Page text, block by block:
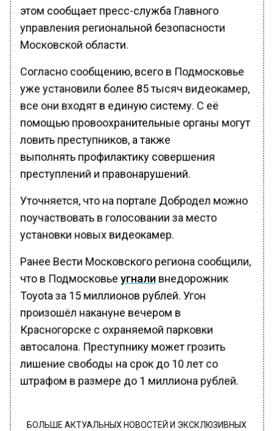
этом сообщает пресс-служба Главного
управления региональной безопасности
Московской области.
Согласно сообщению, всего в Подмосковье
уже установили более 85 тысяч видеокамер,
все они входят в единую систему. С её
помощью провоохранительные органы могут
ловить преступников, а также
выполнять профилактику совершения
преступлений и правонарушений.
Уточняется, что на портале Добродел можно
поучаствовать в голосовании за место
установки новых видеокамер.
Ранее Вести Московского региона сообщили,
что в Подмосковьеугнали внедорожник
Toyota за 15 миллионов рублей. Угон
произошёл накануне вечером в
Красногорске с охраняемой парковки
автосалона. Преступнику может грозить
лишение свободы на срок до 10 лет со
штрафом в размере до 1 миллиона рублей.
БОЛЬШЕ АКТУАЛЬНЫХ НОВОСТЕЙ И ЭКСКЛЮЗИВНЫХ